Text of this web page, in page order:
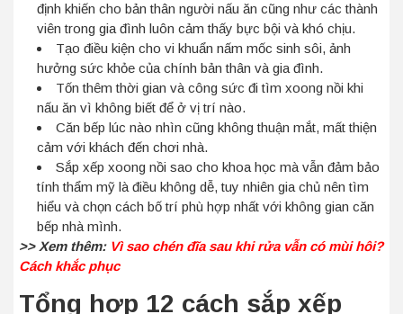
định khiến cho bản thân người nấu ăn cũng như các thành
viên trong gia đình luôn cảm thấy bực bội và khó chịu.
Tạo điều kiện cho vi khuẩn nấm mốc sinh sôi, ảnh
hưởng sức khỏe của chính bản thân và gia đình.
Tốn thêm thời gian và công sức đi tìm xoong nồi khi
nấu ăn vì không biết để ở vị trí nào.
Căn bếp lúc nào nhìn cũng không thuận mắt, mất thiện
cảm với khách đến chơi nhà.
Sắp xếp xoong nồi sao cho khoa học mà vẫn đảm bảo
tính thẩm mỹ là điều không dễ, tuy nhiên gia chủ nên tìm
hiểu và chọn cách bố trí phù hợp nhất với không gian căn
bếp nhà mình.
>> Xem thêm: Vì sao chén đĩa sau khi rửa vẫn có mùi hôi?
Cách khắc phục
Tổng hợp 12 cách sắp xếp